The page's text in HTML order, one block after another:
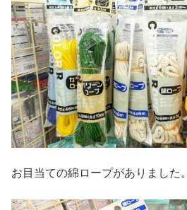
お目当ての綿ロープがありました。